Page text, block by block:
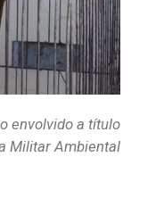
envolvido a título
Militar Ambiental